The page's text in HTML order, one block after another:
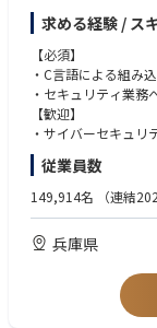
∟解析根拠をもと
【ポジション魅力】
■国家プロジェクト
・日本の防衛力強化
プロジェクトに参
■最先端技術への挑戦
・プロジェクトでは
システム・高度デー
術に触れながら今ま
■成長産業での経験
・航空宇宙・防衛
年にわたって継続
リア形成が可能です
【具体的には】
ご入社後は、これま
いずれかの業務から
① AUTOSAR（車載
フトウェア開発
・顧客（ツールベン
・開発プロジェク
③ 車載セキュリティ
・セキュリティイン
・国際標準規格（
キュメント整備
・暗号化や認証な
●使用言語、環境
求める経験 / ス
【必須】
・C言語による組み
・セキュリティ業務
【歓迎】
・サイバーセキュリ
・英文仕様書の読解
・機能安全（
・AUTOSARに基づ
従業員数
149,914名 （連結
兵庫県